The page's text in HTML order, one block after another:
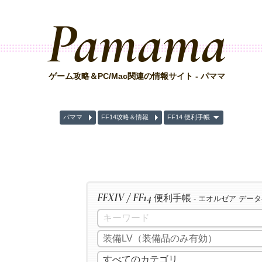
Pamama
ゲーム攻略＆PC/Mac関連の情報サイト - パママ
パママ FF14攻略＆情報 FF14 便利手帳
FFXIV / FF14 便利手帳 - エオルゼア デー